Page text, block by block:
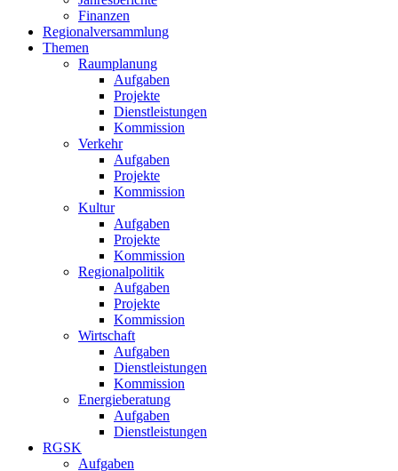
Finanzen
Regionalversammlung
Themen
Raumplanung
Aufgaben
Projekte
Dienstleistungen
Kommission
Verkehr
Aufgaben
Projekte
Kommission
Kultur
Aufgaben
Projekte
Kommission
Regionalpolitik
Aufgaben
Projekte
Kommission
Wirtschaft
Aufgaben
Dienstleistungen
Kommission
Energieberatung
Aufgaben
Dienstleistungen
RGSK
Aufgaben